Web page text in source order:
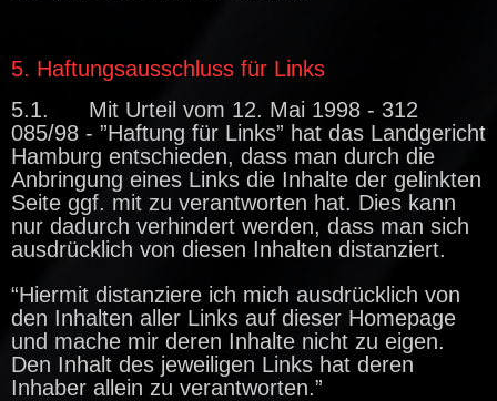
5. Haftungsausschluss für Links
5.1. Mit Urteil vom 12. Mai 1998 - 312
085/98 - ”Haftung für Links” hat das Landgericht
Hamburg entschieden, dass man durch die
Anbringung eines Links die Inhalte der gelinkten
Seite ggf. mit zu verantworten hat. Dies kann
nur dadurch verhindert werden, dass man sich
ausdrücklich von diesen Inhalten distanziert.
“Hiermit distanziere ich mich ausdrücklich von
den Inhalten aller Links auf dieser Homepage
und mache mir deren Inhalte nicht zu eigen.
Den Inhalt des jeweiligen Links hat deren
Inhaber allein zu verantworten.”